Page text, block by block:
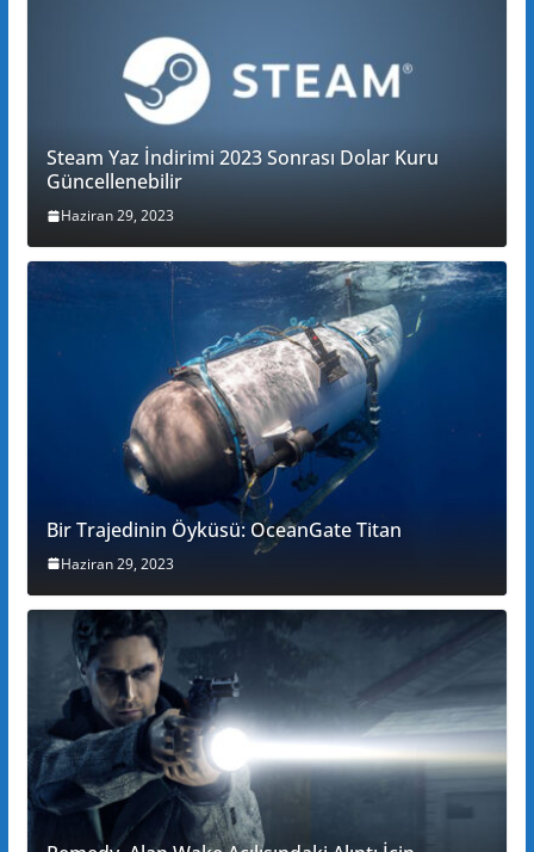
Steam Yaz İndirimi 2023 Sonrası Dolar Kuru
Güncellenebilir
Haziran 29, 2023
Bir Trajedinin Öyküsü: OceanGate Titan
Haziran 29, 2023